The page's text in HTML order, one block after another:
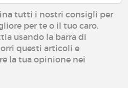
tutti i nostri consigli per
per te o il tuo caro.
usando la barra di
questi articoli e
la tua opinione nei